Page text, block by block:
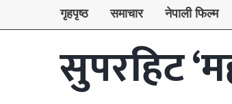
गृहपृष्ठ समाचार नेपाली फिल्म
सुपरहिट